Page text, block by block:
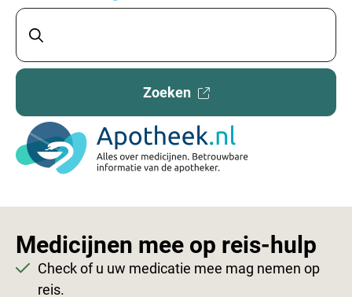
Zoeken
website
Medicijnen mee op reis-hulp
Check of u uw medicatie mee mag nemen op
reis.